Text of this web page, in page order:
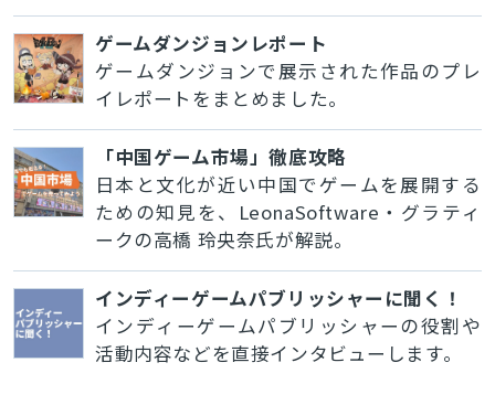
ゲームダンジョンレポート
ゲームダンジョンで展示された作品のプレ
イレポートをまとめました。
「中国ゲーム市場」徹底攻略
日本と文化が近い中国でゲームを展開する
ための知見を、LeonaSoftware・グラティ
ークの高橋 玲央奈氏が解説。
インディーゲームパブリッシャーに聞く！
インディーゲームパブリッシャーの役割や
活動内容などを直接インタビューします。